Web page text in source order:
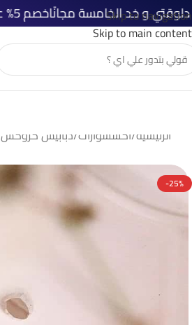
Skip to navigation
Skip to main content
خصم 5% عند الدفع الأونلاين
الرئيسية/اكسسوارات/دبابيس كروكس
-25%